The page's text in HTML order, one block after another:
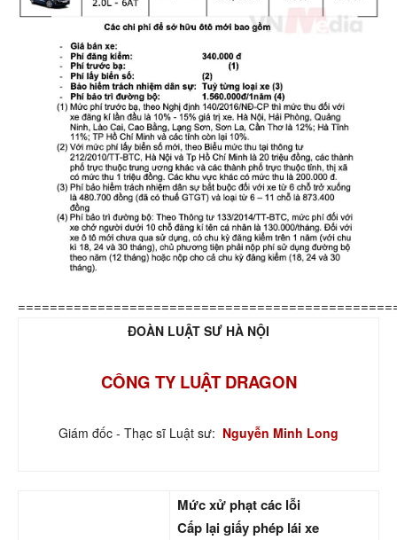
ĐOÀN LUẬT SƯ HÀ NỘI
CÔNG TY LUẬT DRAGON
Giám đốc - Thạc sĩ Luật sư: Nguyễn Minh Long
Mức xử phạt các lỗi
Cấp lại giấy phép lái xe